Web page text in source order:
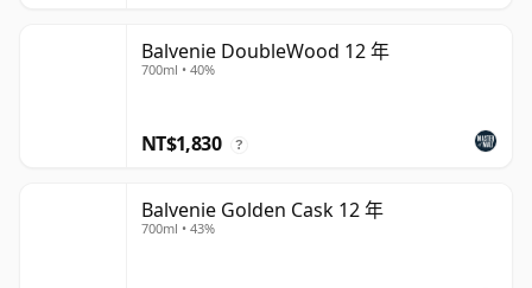
Balvenie DoubleWood 12 年
700ml • 40%
NT$1,830 ?
Balvenie Golden Cask 12 年
700ml • 43%